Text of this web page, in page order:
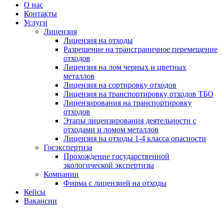
О нас
Контакты
Услуги
Лицензия
Лицензия на отходы
Разрешение на трансграничное перемещение
отходов
Лицензия на лом черных и цветных
металлов
Лицензия на сортировку отходов
Лицензия на транспортировку отходов ТБО
Лицензирования на транспортировку
отходов
Этапы лицензирования деятельности с
отходами и ломом металлов
Лицензия на отходы 1-4 класса опасности
Госэкспертиза
Прохождение государственной
экологической экспертизы
Компании
Фирма с лицензией на отходы
Кейсы
Вакансии